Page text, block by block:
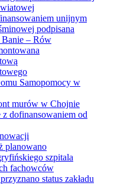
unijnym
podpisana
– Rów
Samopomocy w
murów w Chojnie
dofinansowaniem od
planowano
szpitala
fachowców
status zakładu